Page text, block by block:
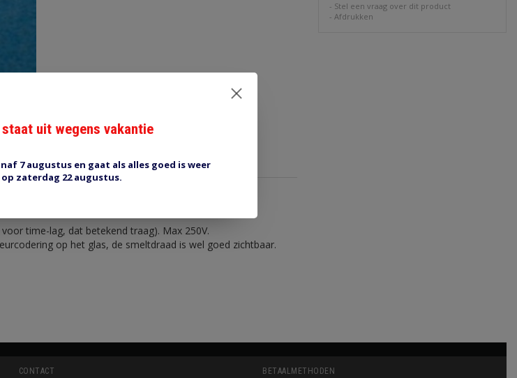
Tags (0)
time-lag, dat betekend traag). Max 250V.
op het glas, de smeltdraad is wel goed zichtbaar.
- Stel een vraag over dit product
-Afdrukken
CONTACT BETAALMETHODEN
uit wegens vakantie
7 augustus en gaat als alles goed is weer
zaterdag 22 augustus.